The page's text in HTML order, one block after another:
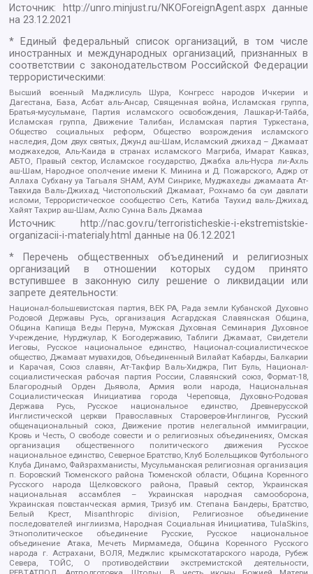
Источник: http://unro.minjust.ru/NKOForeignAgent.aspxданные
на23.12.2021
* Единый федеральный список организаций, в том числе
иностранных и международных организаций, признанных в
соответствии с законодательством Российской Федерации
террористическими:
Высший военный Маджлисуль Шура, Конгресс народов Ичкерии и
Дагестана, База, Асбат аль-Ансар, Священная война, Исламская группа,
Братья-мусульмане, Партия исламского освобождения, Лашкар-И-Тайба,
Исламская группа, Движение Талибан, Исламская партия Туркестана,
Общество социальных реформ, Общество возрождения исламского
наследия, Дом двух святых, Джунд аш-Шам, Исламский джихад – Джамаат
моджахедов, Аль-Каида в странах исламского Магриба, Имарат Кавказ,
АБТО, Правый сектор, Исламское государство, Джабха аль-Нусра ли-Ахль
аш-Шам, Народное ополчение имени К. Минина и Д. Пожарского, Аджр от
Аллаха Субхану уа Тагьаля SHAM, АУМ Синрике, Муджахеды джамаата Ат-
Тавхида Валь-Джихад, Чистопольский Джамаат, Рохнамо ба суи давлати
исломи, Террористическое сообщество Сеть, Катиба Таухид валь-Джихад,
Хайят Тахрир аш-Шам, Ахлю Сунна Валь Джамаа
Источник:
http://nac.gov.ru/terroristicheskie-i-ekstremistskie-
organizacii-i-materialy.html данные на06.12.2021
* Перечень общественных объединений и религиозных
организаций в отношении которых судом принято
вступившее в законную силу решение о ликвидации или
запрете деятельности:
Национал-большевистская партия, ВЕК РА, Рада земли Кубанской Духовно
Родовой Державы Русь, организация Асгардская Славянская Община,
Община Капища Веды Перуна, Мужская Духовная Семинария Духовное
Учреждение, Нурджулар, К Богодержавию, Таблиги Джамаат, Свидетели
Иеговы, Русское национальное единство, Национал-социалистическое
общество, Джамаат мувахидов, Объединенный Вилайат Кабарды, Балкарии
и Карачая, Союз славян, Ат-Такфир Валь-Хиджра, Пит Буль, Национал-
социалистическая рабочая партия России, Славянский союз, Формат-18,
Благородный Орден Дьявола, Армия воли народа, Национальная
Социалистическая Инициатива города Череповца, Духовно-Родовая
Держава Русь, Русское национальное единство, Древнерусской
Инглистической церкви Православных Староверов-Инглингов, Русский
общенациональный союз, Движение против нелегальной иммиграции,
Кровь и Честь, О свободе совести и о религиозных объединениях, Омская
организация общественного политического движения Русское
национальное единство, Северное Братство, Клуб Болельщиков Футбольного
Клуба Динамо, Файзрахманисты, Мусульманская религиозная организация
п. Боровский Тюменского района Тюменской области, Община Коренного
Русского народа Щелковского района, Правый сектор, Украинская
национальная ассамблея – Украинская народная самооборона,
Украинская повстанческая армия, Тризуб им. Степана Бандеры, Братство,
Белый Крест, Misanthropic division, Религиозное объединение
последователей инглиизма, Народная Социальная Инициатива, TulaSkins,
Этнополитическое объединение Русские, Русское национальное
объединение Атака, Мечеть Мирмамеда, Община Коренного Русского
народа г. Астрахани, ВОЛЯ, Меджлис крымскотатарского народа, Рубеж
Севера, ТОЙС, О противодействии экстремистской деятельности,